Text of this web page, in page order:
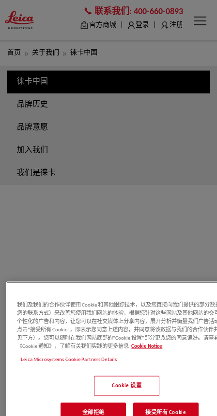
联系我们: 400-660-0893
官方商城 登录 注册
首页 关于我们 徕卡中国
徕卡中国
品牌历史
品牌意愿
加入我们
我们是徕卡
建立香港徕卡仪器有限公司，徕卡显微产品正式进入
我们及我们的合作伙伴使用 Cookie 和其他跟踪技术，以及您直接向我们提供的部分数
您的联系方式）来改善您使用我们网站的体验，根据您针对这些网站及其他网站的交
个性化的广告和内容，让您可以在社交媒体上分享内容，展开分析并衡量我们广告活
点击“接受所有 Cookie”，即表示您同意上述内容，并同意将该数据与我们的合作伙伴
见下方）。您可以随时在我们网站底部的“Cookie 设置”部分更改您的同意偏好。请查
《Cookie 通知》，了解有关我们实践的更多信息 Cookie Notice
Leica Microsystems Cookie Partners Details
Cookie 设置
全部拒绝 接受所有 Cookie